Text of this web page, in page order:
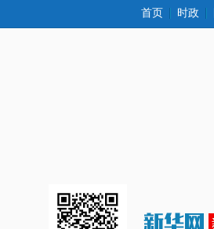
首页 时政